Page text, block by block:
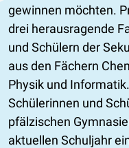
gewinnen möchten.
drei herausragende
und Schülern der
aus den Fächern
Physik und
Schülerinnen und
pfälzischen
aktuellen Schuljahr